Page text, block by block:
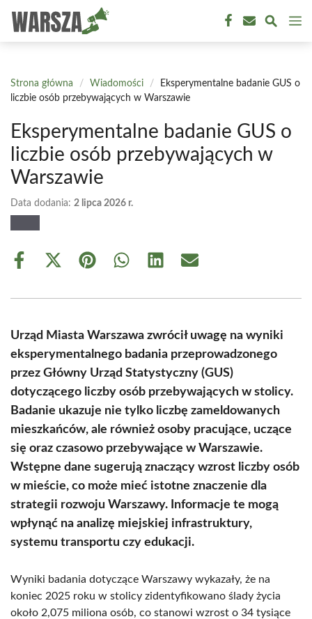
treści
Strona główna / Wiadomości /
Eksperymentalne badanie GUS o
liczbie osób przebywających w Warszawie
Eksperymentalne badanie GUS o
liczbie osób przebywających w
Warszawie
Data dodania: 2 lipca 2026 r.
Share
Share
(Twitter)
Share Share Share Share
Urząd Miasta Warszawa zwrócił uwagę na wyniki
eksperymentalnego badania przeprowadzonego
przez Główny Urząd Statystyczny (GUS)
dotyczącego liczby osób przebywających w stolicy.
Badanie ukazuje nie tylko liczbę zameldowanych
mieszkańców, ale również osoby pracujące, uczące
się oraz czasowo przebywające w Warszawie.
Wstępne dane sugerują znaczący wzrost liczby osób
w mieście, co może mieć istotne znaczenie dla
strategii rozwoju Warszawy. Informacje te mogą
wpłynąć na analizę miejskiej infrastruktury,
systemu transportu czy edukacji.
Wyniki badania dotyczące Warszawy wykazały, że na
koniec 2025 roku w stolicy zidentyfikowano ślady życia
około 2,075 miliona osób, co stanowi wzrost o 34 tysiące